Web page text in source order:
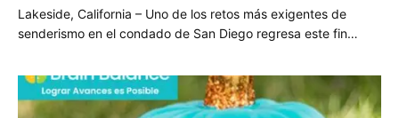
Lakeside, California – Uno de los retos más exigentes de
senderismo en el condado de San Diego regresa este fin…